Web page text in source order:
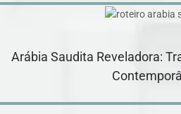
Arábia Saudita Reveladora: